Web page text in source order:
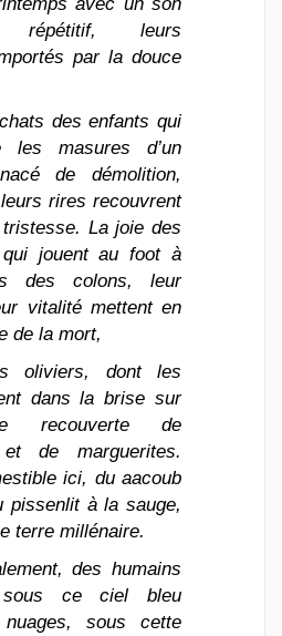
répétitif, leurs
par la douce
des enfants qui
les masures d’un
de démolition,
rires recouvrent
La joie des
qui jouent au foot à
des colons, leur
vitalité mettent en
de la mort,
oliviers, dont les
dans la brise sur
recouverte de
et de marguerites.
ici, du aacoub
pissenlit à la sauge,
terre millénaire.
des humains
ce ciel bleu
sous cette